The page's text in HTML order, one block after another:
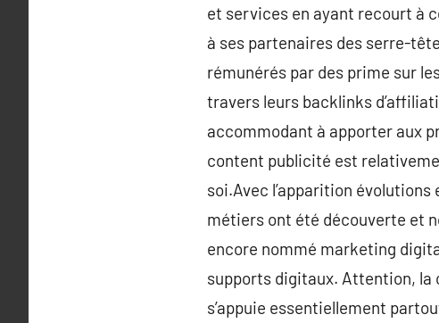
et services en ayant recourt à
à ses partenaires des serre-
rémunérés par des prime sur
travers leurs backlinks
accommodant à apporter aux
content publicité est
soi.Avec l’apparition
métiers ont été découverte et
encore nommé marketing
supports digitaux. Attention, la
s’appuie essentiellement